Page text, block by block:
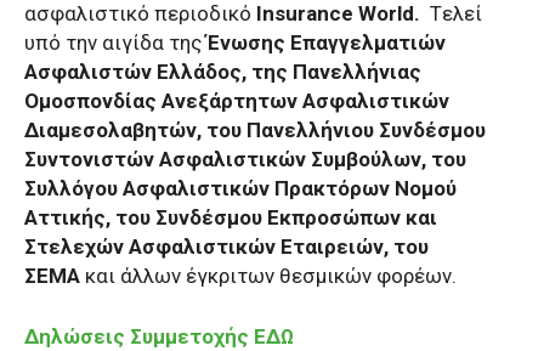
ασφαλιστικό περιοδικό Insurance World. Tελεί
υπό την αιγίδα τηςΈνωσης Επαγγελματιών
Ασφαλιστών Ελλάδος, της Πανελλήνιας
Ομοσπονδίας Ανεξάρτητων Ασφαλιστικών
Διαμεσολαβητών, του Πανελλήνιου Συνδέσμου
Συντονιστών Ασφαλιστικών Συμβούλων, του
Συλλόγου Ασφαλιστικών Πρακτόρων Νομού
Αττικής, του Συνδέσμου Εκπροσώπων και
Στελεχών Ασφαλιστικών Εταιρειών, του
ΣΕΜΑ και άλλων έγκριτων θεσμικών φορέων.
Δηλώσεις Συμμετοχής ΕΔΩ